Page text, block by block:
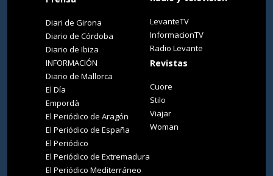
Diari de Girona
Diario de Córdoba
Diario de Ibiza
INFORMACIÓN
Diario de Mallorca
El Día
Empordà
El Periódico de Aragón
El Periódico de España
El Periódico
El Periódico de Extremadura
El Periódico Mediterráneo
LevanteTV
InformacionTV
Radio Levante
Revistas
Cuore
Stilo
Viajar
Woman